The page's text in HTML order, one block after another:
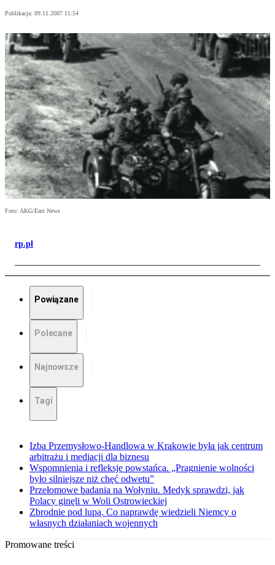
Publikacja: 09.11.2007 11:54
Foto: AKG/East News
rp.pl
Powiązane
Polecane
Najnowsze
Tagi
Izba Przemysłowo-Handlowa w Krakowie była jak centrum
arbitrażu i mediacji dla biznesu
Wspomnienia i refleksje powstańca. „Pragnienie wolności
było silniejsze niż chęć odwetu”
Przełomowe badania na Wołyniu. Medyk sprawdzi, jak
Polacy ginęli w Woli Ostrowieckiej
Zbrodnie pod lupą. Co naprawdę wiedzieli Niemcy o
własnych działaniach wojennych
Promowane treści